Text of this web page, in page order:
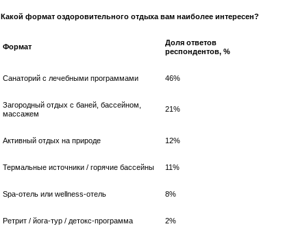
Какой формат оздоровительного отдыха вам наиболее интересен?
Формат
Доля ответов
респондентов, %
Санаторий с лечебными программами 46%
Загородный отдых с баней, бассейном,
массажем
21%
Активный отдых на природе 12%
Термальные источники / горячие бассейны 11%
Spa-отель или wellness-отель 8%
Ретрит / йога-тур / детокс-программа 2%